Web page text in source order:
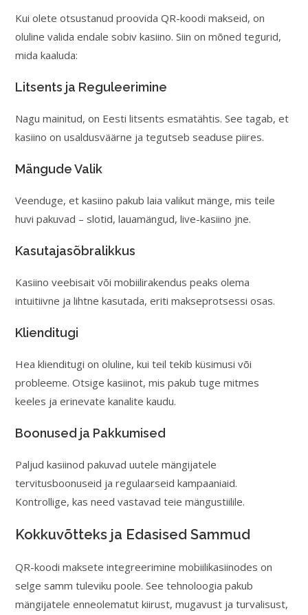
Kui olete otsustanud proovida QR-koodi makseid, on
oluline valida endale sobiv kasiino. Siin on mõned tegurid,
mida kaaluda:
Litsents ja Reguleerimine
Nagu mainitud, on Eesti litsents esmatähtis. See tagab, et
kasiino on usaldusväärne ja tegutseb seaduse piires.
Mängude Valik
Veenduge, et kasiino pakub laia valikut mänge, mis teile
huvi pakuvad – slotid, lauamängud, live-kasiino jne.
Kasutajasõbralikkus
Kasiino veebisait või mobiilirakendus peaks olema
intuitiivne ja lihtne kasutada, eriti makseprotsessi osas.
Klienditugi
Hea klienditugi on oluline, kui teil tekib küsimusi või
probleeme. Otsige kasiinot, mis pakub tuge mitmes
keeles ja erinevate kanalite kaudu.
Boonused ja Pakkumised
Paljud kasiinod pakuvad uutele mängijatele
tervitusboonuseid ja regulaarseid kampaaniaid.
Kontrollige, kas need vastavad teie mängustiilile.
Kokkuvõtteks ja Edasised Sammud
QR-koodi maksete integreerimine mobiilikasiinodes on
selge samm tuleviku poole. See tehnoloogia pakub
mängijatele enneolematut kiirust, mugavust ja turvalisust,